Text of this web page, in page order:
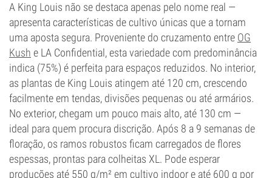
A King Louis não se destaca apenas pelo nome real —
apresenta características de cultivo únicas que a tornam
uma aposta segura. Proveniente do cruzamento entre OG
Kush e LA Confidential, esta variedade com predominância
indica (75%) é perfeita para espaços reduzidos. No interior,
as plantas de King Louis atingem até 120 cm, crescendo
facilmente em tendas, divisões pequenas ou até armários.
No exterior, chegam um pouco mais alto, até 130 cm —
ideal para quem procura discrição. Após 8 a 9 semanas de
floração, os ramos robustos ficam carregados de flores
espessas, prontas para colheitas XL. Pode esperar
produções até 550 g/m² em cultivo indoor e até 600 g por